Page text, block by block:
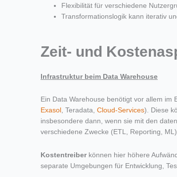
Flexibilität für verschiedene
Transformationslogik kann iterativ
Zeit- und
Infrastruktur beim Data Warehouse
Ein Data Warehouse benötigt vor allem im
Exasol , Teradata, Cloud-Services). Diese
insbesondere dann, wenn sie mit den
verschiedene Zwecke (ETL, Reporting,
Kostentreiber können hier höhere
separate Umgebungen für Entwicklung,